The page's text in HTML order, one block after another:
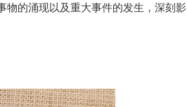
物的涌现以及重大事件的发生，深刻影